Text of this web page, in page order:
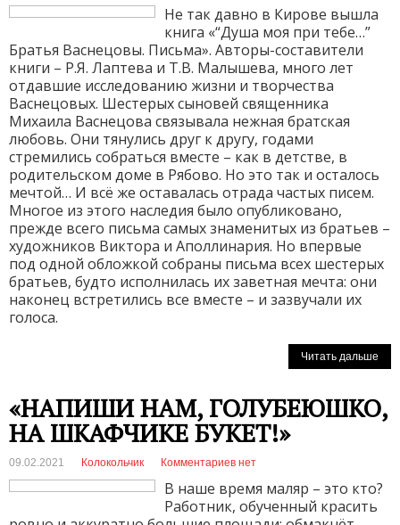
Не так давно в Кирове вышла
книга «“Душа моя при тебе…”
Братья Васнецовы. Письма». Авторы-составители
книги – Р.Я. Лаптева и Т.В. Малышева, много лет
отдавшие исследованию жизни и творчества
Васнецовых. Шестерых сыновей священника
Михаила Васнецова связывала нежная братская
любовь. Они тянулись друг к другу, годами
стремились собраться вместе – как в детстве, в
родительском доме в Рябово. Но это так и осталось
мечтой… И всё же оставалась отрада частых писем.
Многое из этого наследия было опубликовано,
прежде всего письма самых знаменитых из братьев –
художников Виктора и Аполлинария. Но впервые
под одной обложкой собраны письма всех шестерых
братьев, будто исполнилась их заветная мечта: они
наконец встретились все вместе – и зазвучали их
голоса.
Читать дальше
«НАПИШИ НАМ, ГОЛУБЕЮШКО,
НА ШКАФЧИКЕ БУКЕТ!»
09.02.2021 Колокольчик Комментариев нет
В наше время маляр – это кто?
Работник, обученный красить